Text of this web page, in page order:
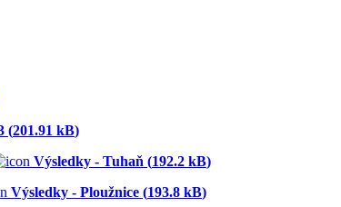
(201.91 kB)
Výsledky - Tuhaň (192.2 kB)
Výsledky - Ploužnice (193.8 kB)